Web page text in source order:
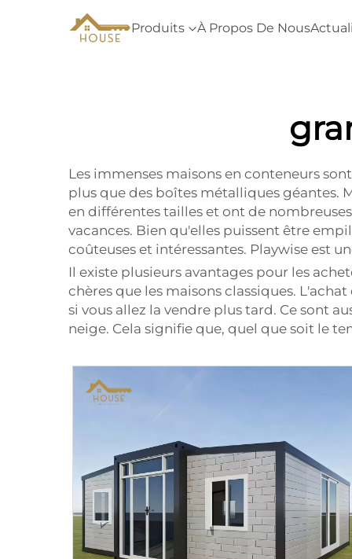
Produits À Propos De Nous
Les immenses maisons en conteneurs
plus que des boîtes métalliques géantes.
en différentes tailles et ont de
vacances. Bien qu'elles puissent être
coûteuses et intéressantes. Playwise est
Il existe plusieurs avantages pour les
chères que les maisons classiques.
si vous allez la vendre plus tard. Ce sont
neige. Cela signifie que, quel que soit le